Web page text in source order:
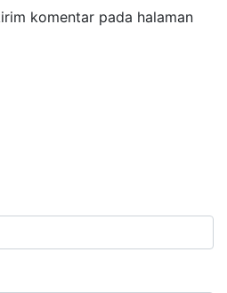
komentar pada halaman